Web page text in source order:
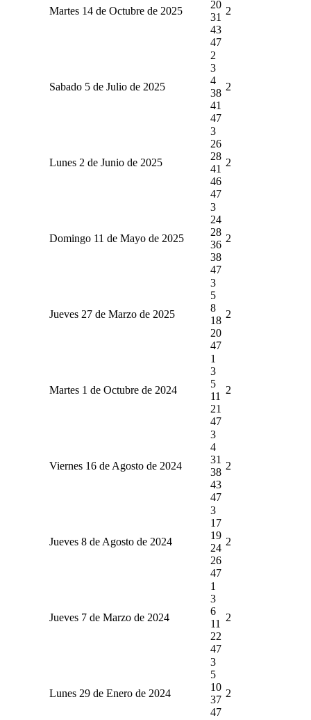
Martes 14 de Octubre de 2025
20
31
43
47
2
Sabado 5 de Julio de 2025
2
3
4
38
41
47
2
Lunes 2 de Junio de 2025
3
26
28
41
46
47
2
Domingo 11 de Mayo de 2025
3
24
28
36
38
47
2
Jueves 27 de Marzo de 2025
3
5
8
18
20
47
2
Martes 1 de Octubre de 2024
1
3
5
11
21
47
2
Viernes 16 de Agosto de 2024
3
4
31
38
43
47
2
Jueves 8 de Agosto de 2024
3
17
19
24
26
47
2
Jueves 7 de Marzo de 2024
1
3
6
11
22
47
2
Lunes 29 de Enero de 2024
3
5
10
37
47
2